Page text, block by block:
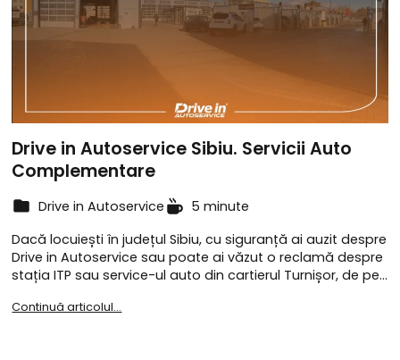
Drive in Autoservice Sibiu. Servicii Auto
Complementare
Drive in Autoservice
5 minute
Dacă locuiești în județul Sibiu, cu siguranță ai auzit despre
Drive in Autoservice sau poate ai văzut o reclamă despre
stația ITP sau service-ul auto din cartierul Turnișor, de pe…
Continuă articolul...